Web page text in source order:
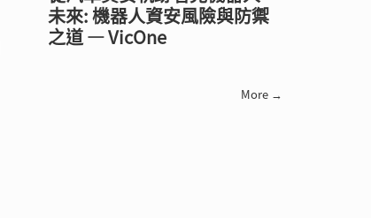
未來: 機器人資安風險與防禦
之道 — VicOne
More →